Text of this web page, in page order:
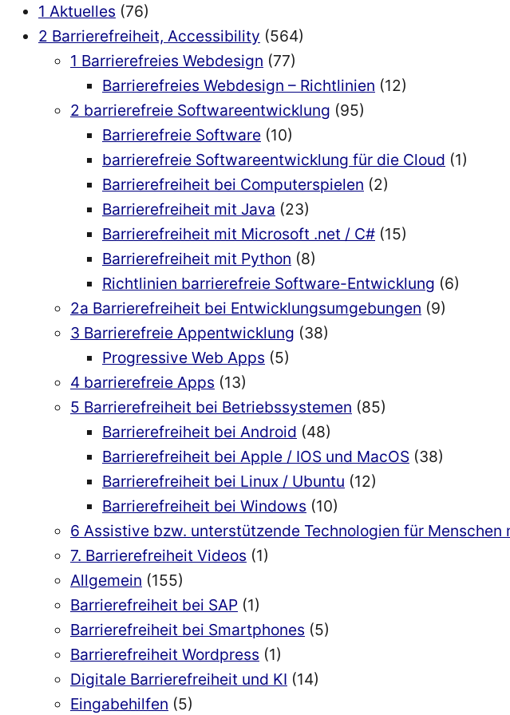
1 Aktuelles (76)
2 Barrierefreiheit, Accessibility (564)
1 Barrierefreies Webdesign (77)
Barrierefreies Webdesign – Richtlinien (12)
2 barrierefreie Softwareentwicklung (95)
Barrierefreie Software (10)
barrierefreie Softwareentwicklung für die Cloud (1)
Barrierefreiheit bei Computerspielen (2)
Barrierefreiheit mit Java (23)
Barrierefreiheit mit Microsoft .net / C# (15)
Barrierefreiheit mit Python (8)
Richtlinien barrierefreie Software-Entwicklung (6)
2a Barrierefreiheit bei Entwicklungsumgebungen (9)
3 Barrierefreie Appentwicklung (38)
Progressive Web Apps (5)
4 barrierefreie Apps (13)
5 Barrierefreiheit bei Betriebssystemen (85)
Barrierefreiheit bei Android (48)
Barrierefreiheit bei Apple / IOS und MacOS (38)
Barrierefreiheit bei Linux / Ubuntu (12)
Barrierefreiheit bei Windows (10)
6 Assistive bzw. unterstützende Technologien für Menschen
7. Barrierefreiheit Videos (1)
Allgemein (155)
Barrierefreiheit bei SAP (1)
Barrierefreiheit bei Smartphones (5)
Barrierefreiheit Wordpress (1)
Digitale Barrierefreiheit und KI (14)
Eingabehilfen (5)